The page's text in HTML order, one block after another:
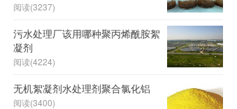
阅读(3237)
污水处理厂该用哪种聚丙烯酰胺絮
凝剂
阅读(4224)
无机絮凝剂水处理剂聚合氯化铝
阅读(3400)